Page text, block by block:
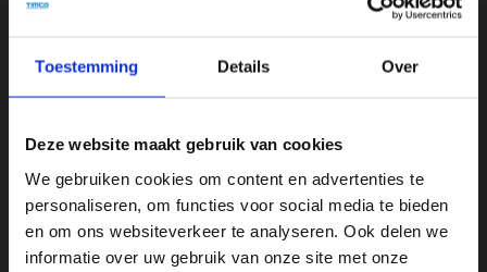
Toestemming Details Over
Deze website maakt gebruik van cookies
We gebruiken cookies om content en advertenties te
personaliseren, om functies voor social media te bieden
en om ons websiteverkeer te analyseren. Ook delen we
informatie over uw gebruik van onze site met onze
Onthouden
LOGIN
Je wachtwoord vergeten?